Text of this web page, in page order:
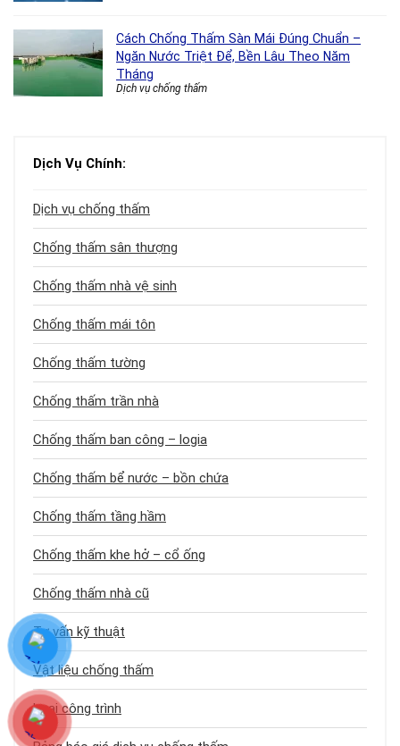
Cách Chống Thấm Sàn Mái Đúng Chuẩn –
Ngăn Nước Triệt Để, Bền Lâu Theo Năm
Tháng
Dịch vụ chống thấm
Dịch Vụ Chính:
Dịch vụ chống thấm
Chống thấm sân thượng
Chống thấm nhà vệ sinh
Chống thấm mái tôn
Chống thấm tường
Chống thấm trần nhà
Chống thấm ban công – logia
Chống thấm bể nước – bồn chứa
Chống thấm tầng hầm
Chống thấm khe hở – cổ ống
Chống thấm nhà cũ
Tư vấn kỹ thuật
Vật liệu chống thấm
Loại công trình